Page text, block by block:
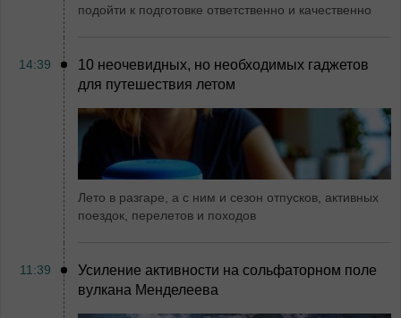
подойти к подготовке ответственно и качественно
14:39
10 неочевидных, но необходимых гаджетов
для путешествия летом
Лето в разгаре, а с ним и сезон отпусков, активных
поездок, перелетов и походов
11:39
Усиление активности на сольфаторном поле
вулкана Менделеева